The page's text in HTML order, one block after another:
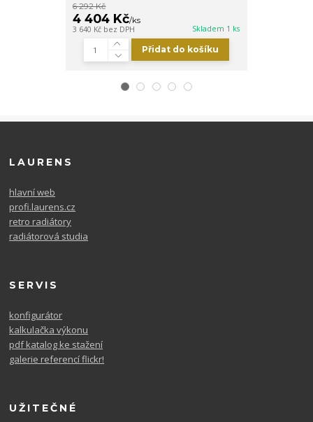
6 292 Kč
4 404 Kč/ks
3 640 Kč bez DPH Skladem 1 ks
Přidat do košíku
LAURENS
hlavní web
profi.laurens.cz
retro radiátory
radiátorová studia
SERVIS
konfigurátor
kalkulačka výkonu
pdf katalog ke stažení
galerie referencí flickr!
UŽITEČNÉ